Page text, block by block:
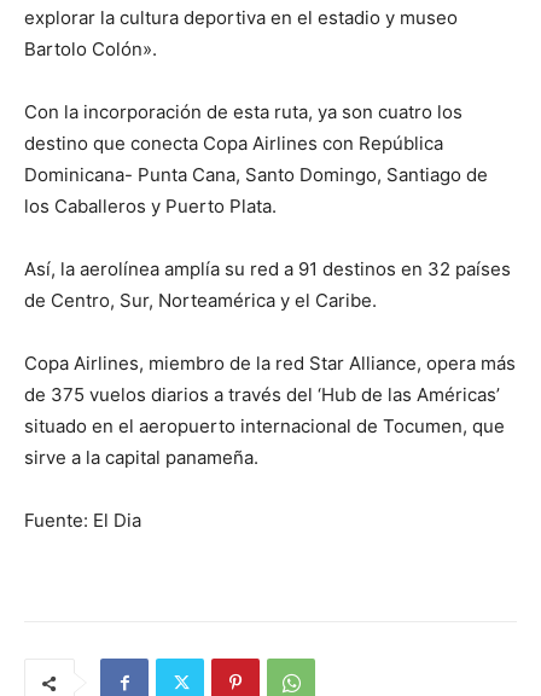
explorar la cultura deportiva en el estadio y museo
Bartolo Colón».
Con la incorporación de esta ruta, ya son cuatro los
destino que conecta Copa Airlines con República
Dominicana- Punta Cana, Santo Domingo, Santiago de
los Caballeros y Puerto Plata.
Así, la aerolínea amplía su red a 91 destinos en 32 países
de Centro, Sur, Norteamérica y el Caribe.
Copa Airlines, miembro de la red Star Alliance, opera más
de 375 vuelos diarios a través del ‘Hub de las Américas’
situado en el aeropuerto internacional de Tocumen, que
sirve a la capital panameña.
Fuente: El Dia